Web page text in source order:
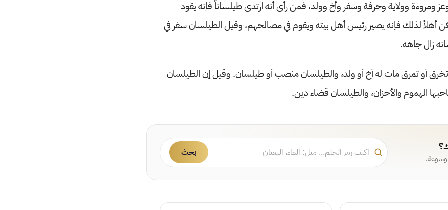
ومروءة وولاية وحرفة وسفر وأخ وولد، فمن رأى أنه ارتدى طيلساناً فإنه يقود
أهلاً لذلك فإنه يصير رئيس أهل بيته ويقوم في مصالحهم، وقيل الطيلسان سفر في
زال جاهه.
أو تمرق مات له أخ أو ولد، والطيلسان منصب أو طيلسان. وقيل إن الطيلسان
الهموم والأحزان، والطيلسان قضاء دين.
بحث